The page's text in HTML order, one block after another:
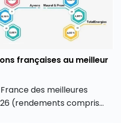
françaises au meilleur
des meilleures
(rendements compris